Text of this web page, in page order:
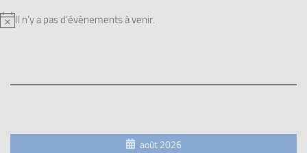
Notice
Il n’y a pas d’évènements à venir.
août 2026